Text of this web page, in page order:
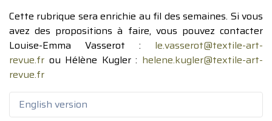
Cette rubrique sera enrichie au fil des semaines. Si vous
avez des propositions à faire, vous pouvez contacter
Louise-Emma Vasserot : le.vasserot@textile-art-
revue.fr ou Hélène Kugler : helene.kugler@textile-art-
revue.fr
English version